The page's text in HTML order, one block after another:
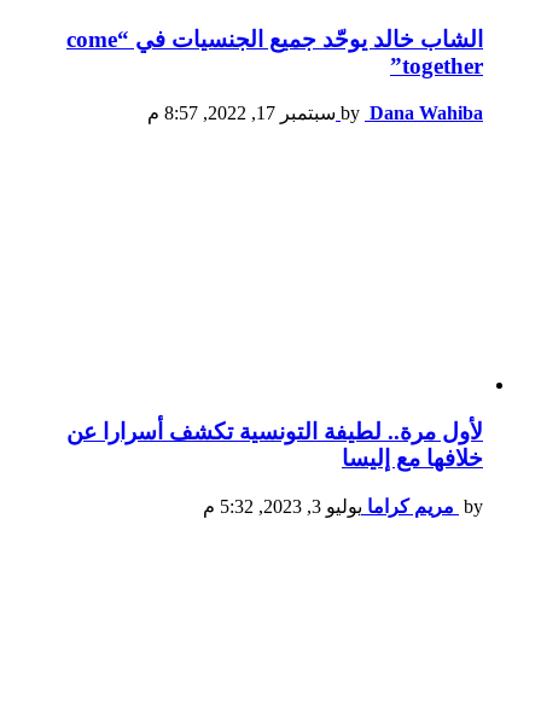
الشاب خالد يوحّد جميع الجنسيات في “come
together”
by Dana Wahiba سبتمبر 17, 2022, 8:57 م
لأول مرة.. لطيفة التونسية تكشف أسرارا عن
خلافها مع إليسا
by مريم كراما يوليو 3, 2023, 5:32 م